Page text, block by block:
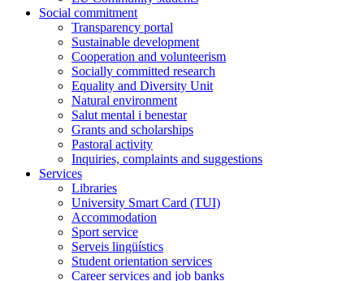
Social commitment
Transparency portal
Sustainable development
Cooperation and volunteerism
Socially committed research
Equality and Diversity Unit
Natural environment
Salut mental i benestar
Grants and scholarships
Pastoral activity
Inquiries, complaints and suggestions
Services
Libraries
University Smart Card (TUI)
Accommodation
Sport service
Serveis lingüístics
Student orientation services
Career services and job banks